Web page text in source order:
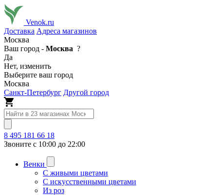
Venok.ru
Доставка Адреса магазинов
Москва
Ваш город - Москва ?
Да
Нет, изменить
Выберите ваш город
Москва
Санкт-Петербург Другой город
8 495 181 66 18
Звоните с 10:00 до 22:00
Венки
С живыми цветами
С искусственными цветами
Из роз